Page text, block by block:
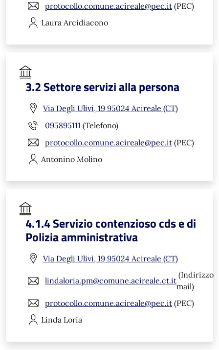
protocollo.comune.acireale@pec.it (PEC)
Laura Arcidiacono
3.2 Settore servizi alla persona
Via Degli Ulivi, 19 95024 Acireale (CT)
095895111 (Telefono)
protocollo.comune.acireale@pec.it (PEC)
Antonino Molino
4.1.4 Servizio contenzioso cds e di
Polizia amministrativa
Via Degli Ulivi, 19 95024 Acireale (CT)
lindaloria.pm@comune.acireale.ct.it
(Indirizzo
mail)
protocollo.comune.acireale@pec.it (PEC)
Linda Loria